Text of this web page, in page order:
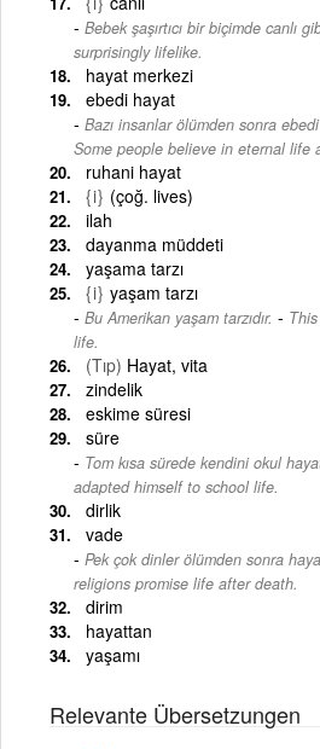
Bebek şaşırtıcı bir biçimde canlı
surprisingly lifelike.
hayat merkezi
ebedi hayat
Bazı insanlar ölümden sonra
Some people believe in eternal life
ruhani hayat
{i} (çoğ. lives)
ilah
dayanma müddeti
yaşama tarzı
{i} yaşam tarzı
Bu Amerikan yaşam tarzıdır. -
life.
(Tıp) Hayat, vita
zindelik
eskime süresi
süre
Tom kısa sürede kendini okul
adapted himself to school life.
dirlik
vade
Pek çok dinler ölümden sonra
religions promise life after death.
dirim
hayattan
yaşamı
Relevante Übersetzungen